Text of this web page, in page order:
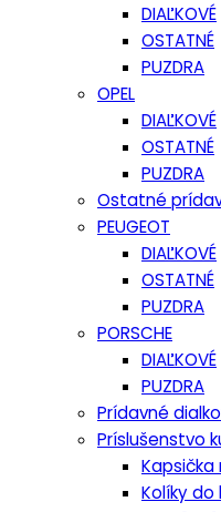
DIAĽKOVÉ
OSTATNÉ
PUZDRA
OPEL
DIAĽKOVÉ
OSTATNÉ
PUZDRA
Ostatné
PEUGEOT
DIAĽKOVÉ
OSTATNÉ
PUZDRA
PORSCHE
DIAĽKOVÉ
PUZDRA
Prídavné
Príslušenstvo
Kapsička
Kolíky